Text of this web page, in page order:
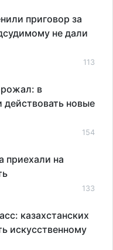
приговор за
не дали
113
в
новые
154
приехали на
133
казахстанских
искусственному